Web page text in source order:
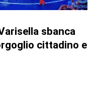
sbanca
cittadino e